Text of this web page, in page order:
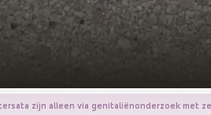
tersata zijn alleen via genitaliënonderzoek met